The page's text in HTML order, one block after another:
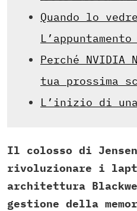
Quando lo
Perché NVIDIA
tua prossima
L’inizio di
Il colosso di
rivoluzionare i
architettura
gestione della